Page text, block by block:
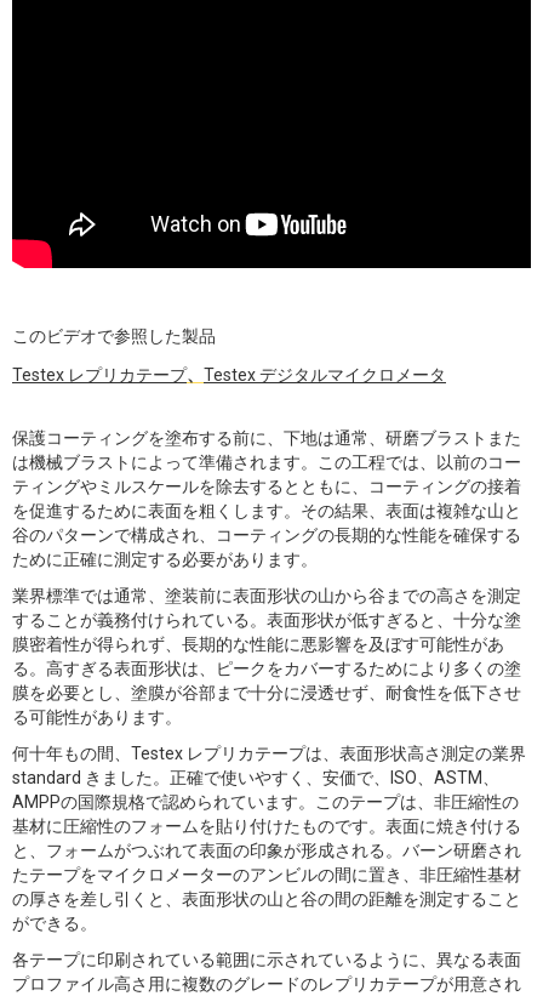
このビデオで参照した製品
Testex レプリカテープ、 Testex デジタルマイクロメータ
保護コーティングを塗布する前に、下地は通常、研磨ブラストまた
は機械ブラストによって準備されます。この工程では、以前のコー
ティングやミルスケールを除去するとともに、コーティングの接着
を促進するために表面を粗くします。その結果、表面は複雑な山と
谷のパターンで構成され、コーティングの長期的な性能を確保する
ために正確に測定する必要があります。
業界標準では通常、塗装前に表面形状の山から谷までの高さを測定
することが義務付けられている。表面形状が低すぎると、十分な塗
膜密着性が得られず、長期的な性能に悪影響を及ぼす可能性があ
る。高すぎる表面形状は、ピークをカバーするためにより多くの塗
膜を必要とし、塗膜が谷部まで十分に浸透せず、耐食性を低下させ
る可能性があります。
何十年もの間、Testex レプリカテープは、表面形状高さ測定の業界
standard きました。正確で使いやすく、安価で、ISO、ASTM、
AMPPの国際規格で認められています。このテープは、非圧縮性の
基材に圧縮性のフォームを貼り付けたものです。表面に焼き付ける
と、フォームがつぶれて表面の印象が形成される。バーン研磨され
たテープをマイクロメーターのアンビルの間に置き、非圧縮性基材
の厚さを差し引くと、表面形状の山と谷の間の距離を測定すること
ができる。
各テープに印刷されている範囲に示されているように、異なる表面
プロファイル高さ用に複数のグレードのレプリカテープが用意され